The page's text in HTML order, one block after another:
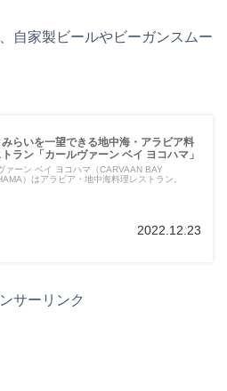
自家製ビールやビーガンスムー
らいを一望できる地中海・アラビア料
ラン「カールヴァーン ベイ ヨコハマ」
ァーン ベイ ヨコハマ（CARVAAN BAY
）はアラビア・地中海料理レストラン。
2022.12.23
サーリンク